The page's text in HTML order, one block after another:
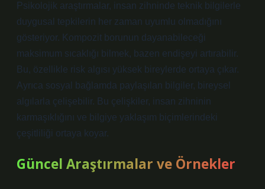
Psikolojik araştırmalar, insan zihninde teknik bilgilerle
duygusal tepkilerin her zaman uyumlu olmadığını
gösteriyor. Kompozit borunun dayanabileceği
maksimum sıcaklığı bilmek, bazen endişeyi artırabilir.
Bu, özellikle risk algısı yüksek bireylerde ortaya çıkar.
Ayrıca sosyal bağlamda paylaşılan bilgiler, bireysel
algılarla çelişebilir. Bu çelişkiler, insan zihninin
karmaşıklığını ve bilgiye yaklaşım biçimlerindeki
çeşitliliği ortaya koyar.
Güncel Araştırmalar ve Örnekler